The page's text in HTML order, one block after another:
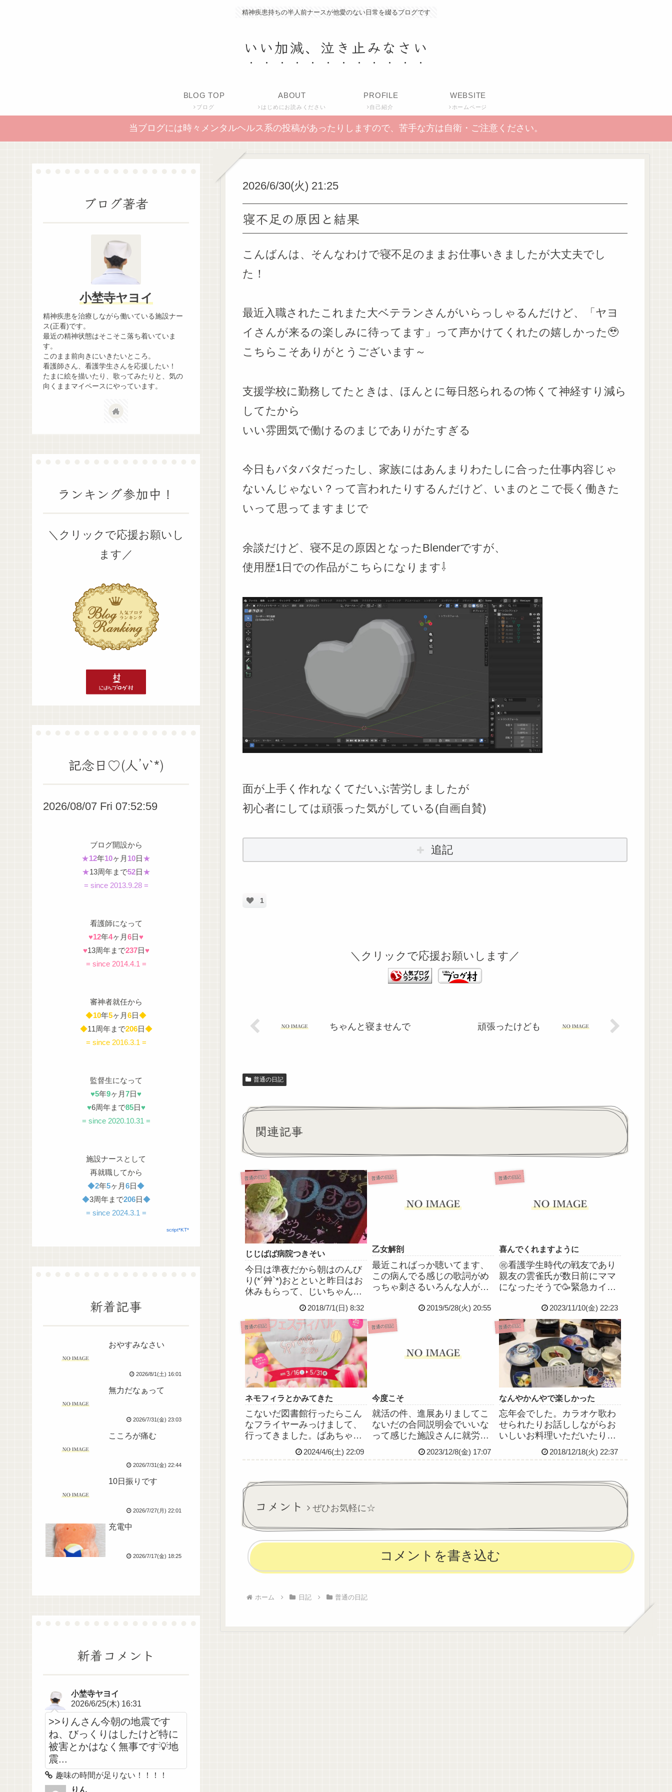
精神疾患持ちの半人前ナースが他愛のない日常を綴るブログです
いい加減、泣き止みなさい
BLOG TOP
ブログ
ABOUT
はじめにお読みください
PROFILE
自己紹介
WEBSITE
ホームページ
当ブログには時々メンタルヘルス系の投稿があったりしますので、苦手な方は自衛・ご注意ください。
2026/6/30(火) 21:25
寝不足の原因と結果
こんばんは、そんなわけで寝不足のままお仕事いきましたが大丈夫でし
た！
最近入職されたこれまた大ベテランさんがいらっしゃるんだけど、「ヤヨ
イさんが来るの楽しみに待ってます」って声かけてくれたの嬉しかった🥹
こちらこそありがとうございます～
支援学校に勤務してたときは、ほんとに毎日怒られるの怖くて神経すり減ら
してたから
いい雰囲気で働けるのまじでありがたすぎる
今日もバタバタだったし、家族にはあんまりわたしに合った仕事内容じゃ
ないんじゃない？って言われたりするんだけど、いまのとこで長く働きた
いって思ってますまじで
余談だけど、寝不足の原因となったBlenderですが、
使用歴1日での作品がこちらになります⇩
面が上手く作れなくてだいぶ苦労しましたが
初心者にしては頑張った気がしている(自画自賛)
追記
1
＼クリックで応援お願いします／
ちゃんと寝ませんで 頑張ったけども
普通の日記
関連記事
普通の日記
じじばば病院つきそい
今日は準夜だから朝はのんび
り(*´艸`*)おとといと昨日はお
休みもらって、じいちゃんば
あちゃんを県の中心部にある
病院に連れて行ってきまし
た。沿岸部から県の中心部ま
ではけっこうな距離があるん
だけど、長距離運転にも慣れ
てきたから大丈夫でした💡
検...
2018/7/1(日) 8:32
普通の日記
乙女解剖
最近こればっか聴いてます、
この病んでる感じの歌詞がめ
っちゃ刺さるいろんな人が歌
んすき▶︎乙女解剖(DECO*27)
/めありー cover(DECO*27さ
んの原曲はこちら)*今日はサ
2019/5/28(火) 20:55
普通の日記
喜んでくれますように
㊗️看護学生時代の戦友であり
親友の雲雀氏が数日前にママ
になったそうで🥳緊急カイザ
変だったみたいだけど、母児
ともに無事だそうでほんとに
ほんとによかった🥲今日連絡
きて、金曜日だからと思って
速攻で銀行行ってピン札両替
して...
2023/11/10(金) 22:23
普通の日記
ネモフィラとかみてきた
こないだ図書館行ったらこん
なフライヤーみっけまして、
行ってきました。ばあちゃん
と。ほんとは妹ちゃんと行き
たかったんだけど、妹ちゃん
一人で行ってくるかーと思っ
てたらばあちゃんが名乗りを
あげたので二人で行ってきま
した。...
2024/4/6(土) 22:09
普通の日記
今度こそ
就活の件、進展ありましてこ
ないだの合同説明会でいいな
って感じた施設さんに就労支
援員さんと見学行けることに
なりました今度こそ頑張りた
な……
2023/12/8(金) 17:07
普通の日記
なんやかんやで楽しかった
忘年会でした。カラオケ歌わ
せられたりお話ししながらお
いしいお料理いただいたりビ
ンゴでなんかすごいの当てた
りなんやかんやで楽しかった
いいの当てたと思う💡ちなみ
にカラオケで歌った曲はマク
2018/12/18(火) 22:37
コメント ぜひお気軽に☆
コメントを書き込む
ホーム 日記 普通の日記
ブログ著者
小埜寺ヤヨイ
精神疾患を治療しながら働いている施設ナー
ス(正看)です。
最近の精神状態はそこそこ落ち着いていま
す。
このまま前向きにいきたいところ。
看護師さん、看護学生さんを応援したい！
たまに絵を描いたり、歌ってみたりと、気の
向くままマイペースにやっています。
ランキング参加中！
＼クリックで応援お願いし
ます／
記念日♡(人’v`*)
2026/08/07 Fri 07:53:00
ブログ開設から
★12年10ヶ月 10日★
★13周年まで52日★
= since 2013.9.28 =
看護師になって
♥12年4ヶ月6日♥
♥13周年まで237日♥
= since 2014.4.1 =
審神者就任から
◆10年5ヶ月6日◆
◆11周年まで206日◆
= since 2016.3.1 =
監督生になって
♥5年9ヶ月7日♥
♥6周年まで85日♥
= since 2020.10.31 =
施設ナースとして
再就職してから
◆2年5ヶ月6日◆
◆3周年まで206日◆
= since 2024.3.1 =
script*KT*
新着記事
おやすみなさい
2026/8/1(土) 16:01
無力だなぁって
2026/7/31(金) 23:03
こころが痛む
2026/7/31(金) 22:44
10日振りです
2026/7/27(月) 22:01
充電中
2026/7/17(金) 18:25
新着コメント
小埜寺ヤヨイ
2026/6/25(木) 16:31
>>りんさん今朝の地震です
ね、びっくりはしたけど特に
被害とかはなく無事です💡地
震...
趣味の時間が足りない！！！！
りん